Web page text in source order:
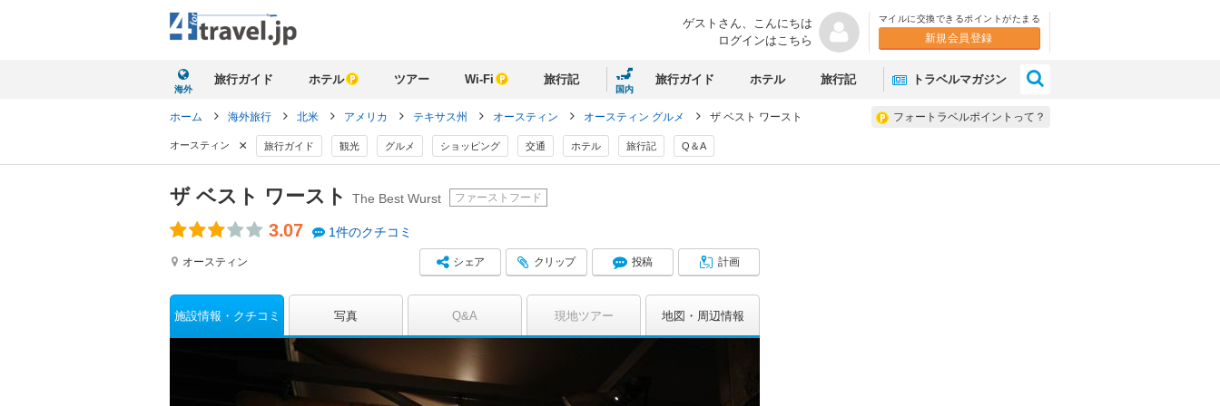
ゲストさん、 こんにちは
ログインはこちら
マイルに交換できるポイントがたまる
新規会員登録
海外
旅行ガイド ホテル ツアー Wi-Fi 旅行記
国内
旅行ガイド ホテル 旅行記 トラベルマガジン
フォートラベルポイントって？
ホーム 海外旅行 北米 アメリカ テキサス州 オースティン オースティン グルメ ザ ベスト ワースト
オースティン × 旅行ガイド 観光 グルメ ショッピング 交通 ホテル 旅行記 Q＆A
ザ ベスト ワースト The Best Wurst ファーストフード
3.07 1件のクチコミ
オースティン シェア クリップ 投稿 計画
施設情報 クチコミ 写真 Q&A 現地ツアー 地図 周辺情報